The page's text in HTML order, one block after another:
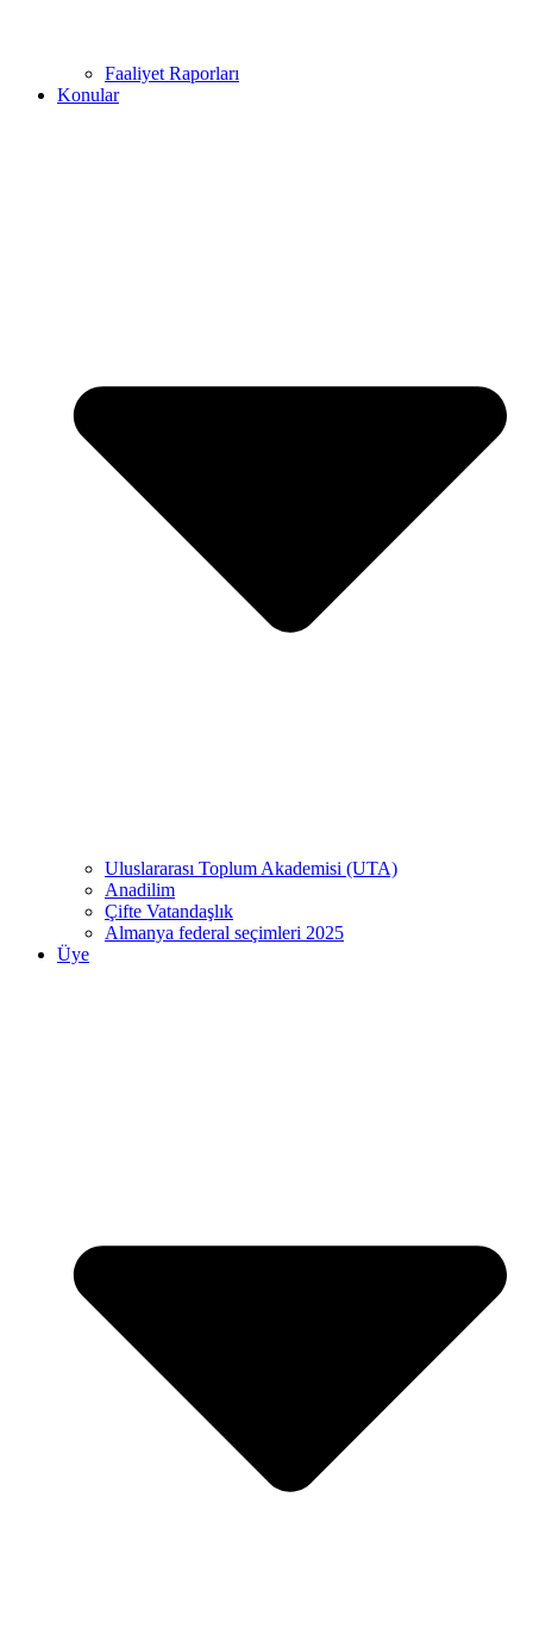
Faaliyet Raporları
Konular
Uluslararası Toplum Akademisi (UTA)
Anadilim
Çifte Vatandaşlık
Almanya federal seçimleri 2025
Üye